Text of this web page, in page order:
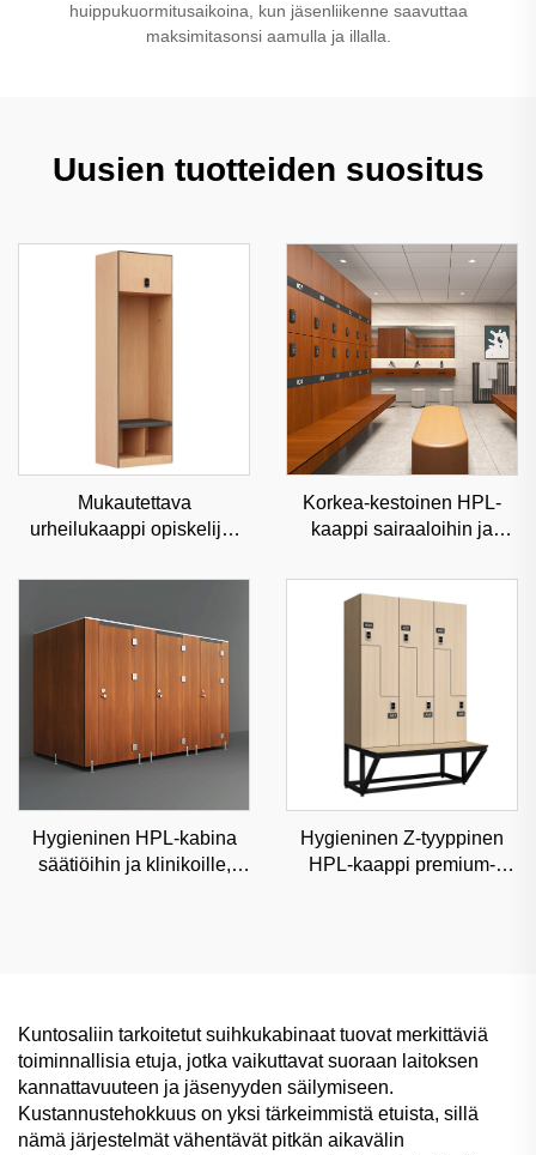
huippukuormitusaikoina, kun jäsenliikenne saavuttaa
maksimitasonsi aamulla ja illalla.
Uusien tuotteiden suositus
Mukautettava
urheilukaappi opiskelija-
fitnesskeskusten käyttöön,
urheiluvälineiden säilytys
Korkea-kestoinen HPL-
kaappi sairaaloihin ja
kosteudenkestävä
kaupallinen
varastoratkaisu
Hygieninen HPL-kabina
säätiöihin ja klinikoille,
Hygieninen Z-tyyppinen
HPL-kaappi premium-
Kuntosaliin tarkoitetut suihkukabinaat tuovat merkittäviä
toiminnallisia etuja, jotka vaikuttavat suoraan laitoksen
kannattavuuteen ja jäsenyyden säilymiseen.
Kustannustehokkuus on yksi tärkeimmistä etuista, sillä
nämä järjestelmät vähentävät pitkän aikavälin